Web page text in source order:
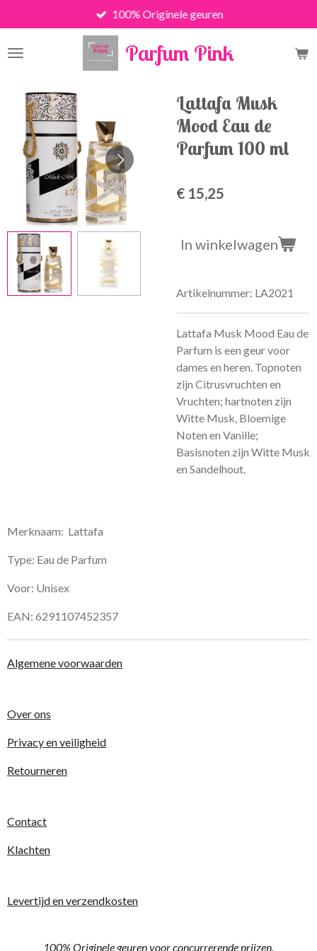
direct
naar
Parfum Pink
100% Originele geuren
Lattafa Musk
Mood Eau de
Parfum 100 ml
€ 15,25
In winkelwagen
Artikelnummer: LA2021
Lattafa Musk Mood Eau de
Parfum is een geur voor
dames en heren. Topnoten
zijn Citrusvruchten en
Vruchten; hartnoten zijn
Witte Musk, Bloemige
Noten en Vanille;
Basisnoten zijn Witte Musk
en Sandelhout.
Merknaam: Lattafa
Type: Eau de Parfum
Voor: Unisex
EAN: 6291107452357
Algemene voorwaarden
Over ons
Privacy en veiligheid
Retourneren
Contact
Klachten
Levertijd en verzendkosten
100% Originele geuren voor concurrerende prijzen.